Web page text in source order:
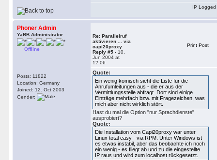
IP Logged
Phoner Admin
YaBB Administrator
Offline
Posts: 11822
Location: Germany
Joined: 12. Oct 2003
Gender:
Re: Parallelruf
aktivieren ... via
capi20proxy
Reply #5 - 10.
Jun 2004 at
12:06
Print Post
Quote:
Ein wenig komisch sieht die Liste für die
Anrufumleitungen aus - die er aus der
Vermittlungsstelle abfragt. Dort sind einige
Einträge mehrfach bzw. mit Fragezeichen, was
mich aber nicht wirklich stört.
Hast du mal die Option "nur Sprachdienste"
ausprobiert?
Quote:
Die Installation vom Capi20proxy war unter
Linux total easy - via RPM. Unter Windows ist
es etwas instabil, aber das beobachte ich noch
ein wenig - es fliegt ab und zu die eingestellte
IP raus und wird zum localhost rückgesetzt.